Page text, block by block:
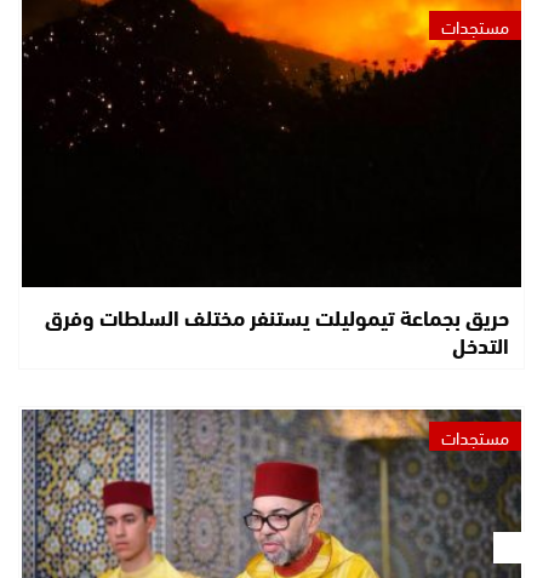
مستجدات
حريق بجماعة تيموليلت يستنفر مختلف السلطات وفرق
التدخل
مستجدات